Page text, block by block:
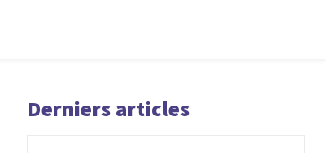
Derniers articles